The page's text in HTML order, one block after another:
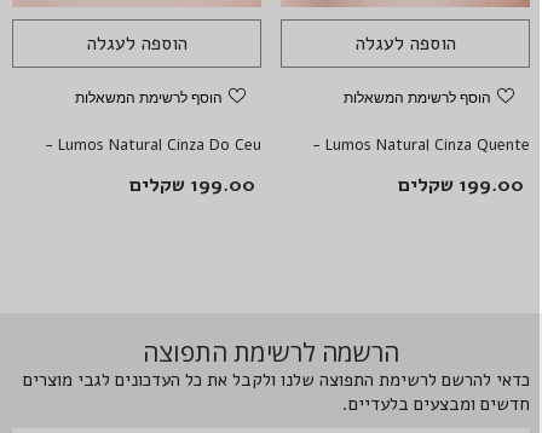
הוספה לעגלה
הוסף לרשימת המשאלות
Lumos Natural Cinza Quente -
עדשות מגע צבעוניות
199.00 שקלים
הוספה לעגלה
הוסף לרשימת המשאלות
Lumos Natural Cinza Do Ceu -
עדשות מגע צבעוניות
199.00 שקלים
הרשמה לרשימת התפוצה
כדאי להרשם לרשימת התפוצה שלנו ולקבל את כל העדכונים לגבי מוצרים
חדשים ומבצעים בלעדיים.